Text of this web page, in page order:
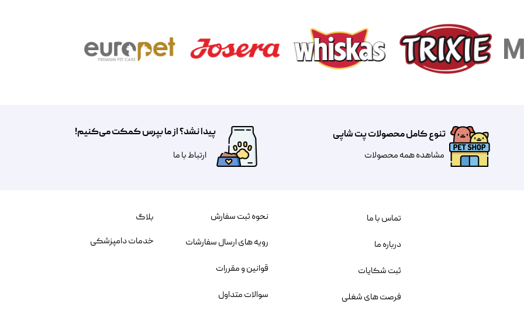
تنوع کامل محصولات پت شاپی
مشاهده همه محصولات
پیدا نشد؟ از ما بپرس کمکت می‌کنیم!
​​​ارتباط با ما
نحوه ثبت سفارش
رویه های ارسال سفارشات
قوانین و مقررات
سوالات متداول
تماس با ما
درباره ما
ثبت شکایات
فرصت های شغلی
بلاگ
خدمات دامپزشکی